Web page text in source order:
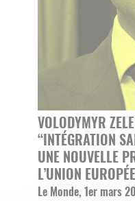
VOLODYMYR
“INTÉGRATION
UNE NOUVELLE
L’UNION
Le Monde, 1er mars